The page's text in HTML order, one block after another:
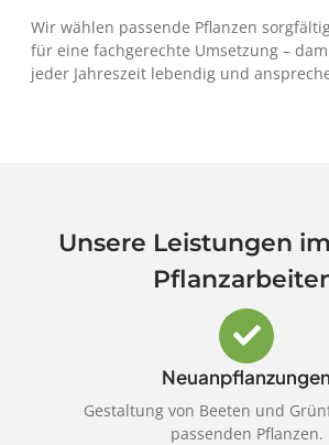
Wir wählen passende Pflanzen
für eine fachgerechte Umsetzung –
jeder Jahreszeit lebendig und
Unsere Leistungen
Neuanpflanzungen
Gestaltung von Beeten und
passenden Pflanzen.